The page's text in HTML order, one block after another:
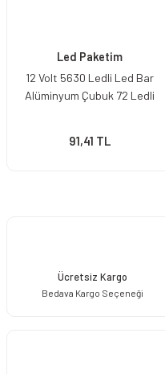
Led Paketim
12 Volt 5630 Ledli Led Bar
Alüminyum Çubuk 72 Ledli
91,41 TL
Ücretsiz Kargo
Bedava Kargo Seçeneği